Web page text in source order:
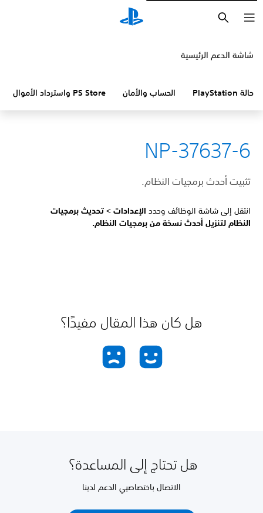
شاشة الدعم الرئيسية
حالة PlayStation الحساب والأمان PS Store واسترداد الأموال
NP-37637-6
تثبيت أحدث برمجيات النظام.
انتقل إلى شاشة الوظائف وحدد الإعدادات > تحديث برمجيات
النظام لتنزيل أحدث نسخة من برمجيات النظام.
هل كان هذا المقال مفيدًا؟
هل تحتاج إلى المساعدة؟
الاتصال باختصاصيي الدعم لدينا